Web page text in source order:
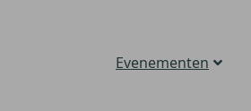
Evenementen